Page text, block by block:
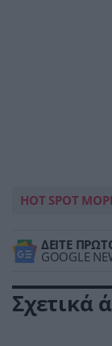
HOT SPOT
ΔΕΙΤΕ
GOOGLE
Σχετικά